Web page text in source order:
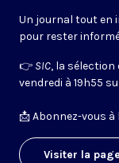
Un journal tout en
pour rester
👉 SIC, la sélection
vendredi à 19h55
📩Abonnez-vous
Visiter la